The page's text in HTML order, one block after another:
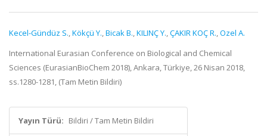
Kecel-Gündüz S.,Kökçü Y.,Bicak B.,KILINÇ Y.,ÇAKIR KOÇ R.,Ozel A.
International Eurasian Conference on Biological and Chemical
Sciences (EurasianBioChem 2018), Ankara, Türkiye, 26 Nisan 2018,
ss.1280-1281, (Tam Metin Bildiri)
Yayın Türü: Bildiri / Tam Metin Bildiri